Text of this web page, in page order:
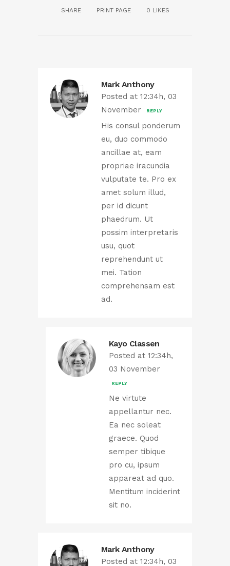
SHARE PRINT PAGE 0 LIKES
Mark Anthony
Posted at 12:34h, 03
November
REPLY
His consul ponderum
eu, duo commodo
ancillae at, eam
propriae iracundia
vulputate te. Pro ex
amet solum illud,
per id dicunt
phaedrum. Ut
possim interpretaris
usu, quot
reprehendunt ut
mei. Tation
comprehensam est
ad.
Kayo Classen
Posted at 12:34h,
03 November
REPLY
Ne virtute
appellantur nec.
Ea nec soleat
graece. Quod
semper tibique
pro cu, ipsum
appareat ad quo.
Mentitum inciderint
sit no.
Mark Anthony
Posted at 12:34h, 03